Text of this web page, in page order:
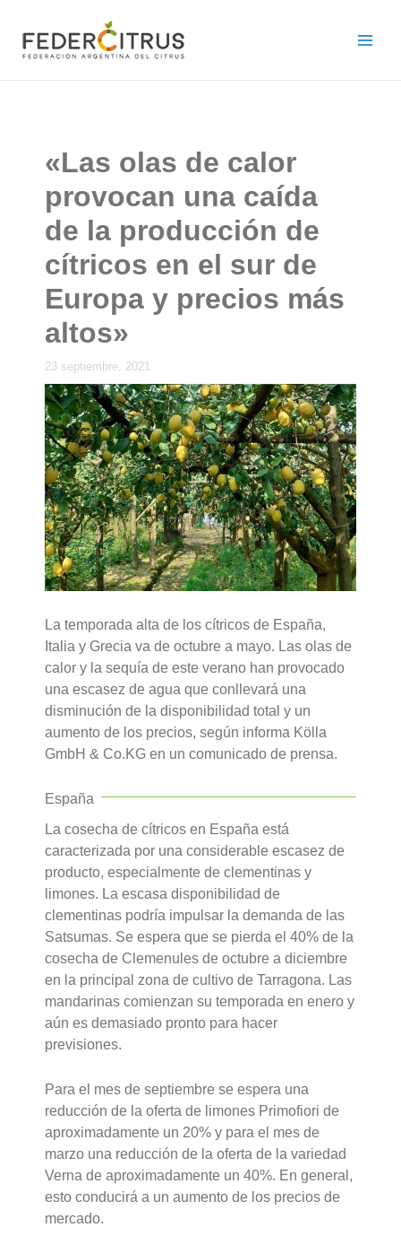
contenido
«Las olas de calor
provocan una caída
de la producción de
cítricos en el sur de
Europa y precios más
altos»
23 septiembre, 2021
La temporada alta de los cítricos de España,
Italia y Grecia va de octubre a mayo. Las olas de
calor y la sequía de este verano han provocado
una escasez de agua que conllevará una
disminución de la disponibilidad total y un
aumento de los precios, según informa Kölla
GmbH & Co.KG en un comunicado de prensa.
España
La cosecha de cítricos en España está
caracterizada por una considerable escasez de
producto, especialmente de clementinas y
limones. La escasa disponibilidad de
clementinas podría impulsar la demanda de las
Satsumas. Se espera que se pierda el 40% de la
cosecha de Clemenules de octubre a diciembre
en la principal zona de cultivo de Tarragona. Las
mandarinas comienzan su temporada en enero y
aún es demasiado pronto para hacer
previsiones.
Para el mes de septiembre se espera una
reducción de la oferta de limones Primofiori de
aproximadamente un 20% y para el mes de
marzo una reducción de la oferta de la variedad
Verna de aproximadamente un 40%. En general,
esto conducirá a un aumento de los precios de
mercado.